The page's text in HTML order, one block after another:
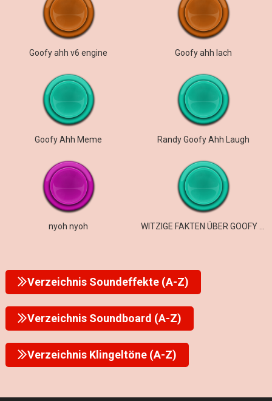
Goofy ahh v6 engine Goofy ahh lach
Goofy Ahh Meme Randy Goofy Ahh Laugh
nyoh nyoh
Verzeichnis Soundeffekte (A-Z)
Verzeichnis Soundboard (A-Z)
Verzeichnis Klingeltöne (A-Z)